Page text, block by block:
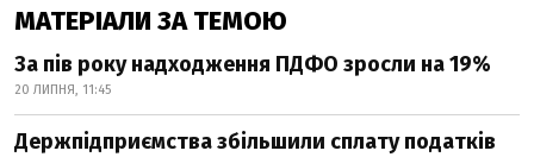
МАТЕРІАЛИ ЗА ТЕМОЮ
За пів року надходження ПДФО зросли на 19%
20 ЛИПНЯ, 11:45
Держпідприємства збільшили сплату податків